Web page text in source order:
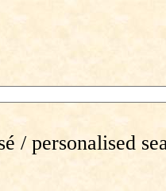
/ personalised